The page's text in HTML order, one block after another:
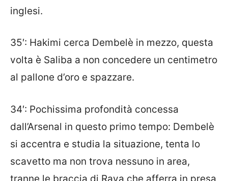
inglesi.
35′: Hakimi cerca Dembelè in mezzo, questa
volta è Saliba a non concedere un centimetro
al pallone d’oro e spazzare.
34′: Pochissima profondità concessa
dall’Arsenal in questo primo tempo: Dembelè
si accentra e studia la situazione, tenta lo
scavetto ma non trova nessuno in area,